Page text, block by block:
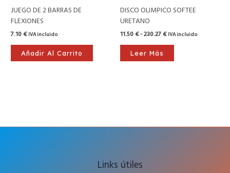
JUEGO DE 2 BARRAS DE
FLEXIONES
7.10€ IVA incluido
Añadir Al Carrito
DISCO OLIMPICO SOFTEE
URETANO
11.50€-230.27€
desde
11.50 €
230.27 €
IVA incluido
Leer Más
Links útiles